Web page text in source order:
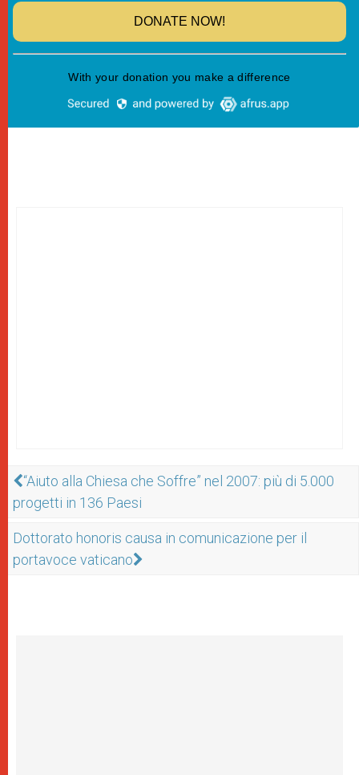
“Aiuto alla Chiesa che Soffre” nel 2007: più di 5.000
progetti in 136 Paesi
Dottorato honoris causa in comunicazione per il
portavoce vaticano